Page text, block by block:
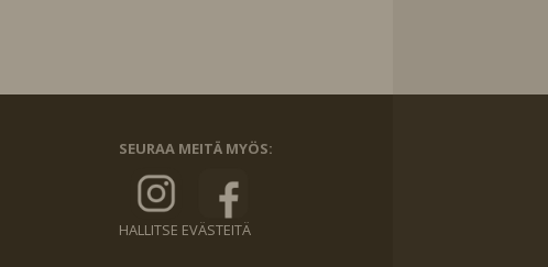
SEURAA MEITÄ MYÖS:
HALLITSE EVÄSTEITÄ